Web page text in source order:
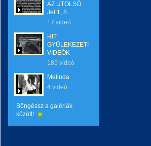
AZ UTOLSÓ
Jel 1, 8.
17 videó
HIT
GYÜLEKEZETI
VIDEÓK
185 videó
Melinda
4 videó
Böngéssz a galériák
között!